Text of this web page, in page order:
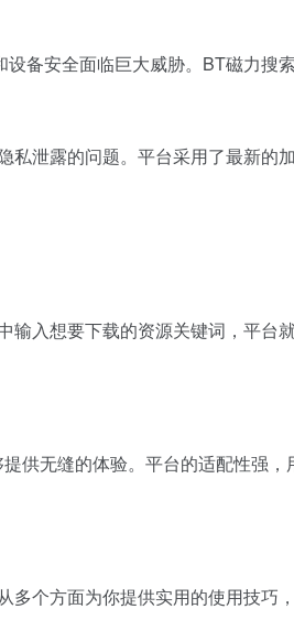
备安全面临巨大威胁。BT磁力搜
私泄露的问题。平台采用了最新的
输入想要下载的资源关键词，平台
供无缝的体验。平台的适配性强，
多个方面为你提供实用的使用技巧